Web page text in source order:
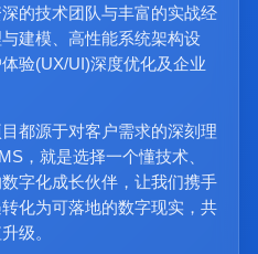
的技术团队与丰富的实战经
建模、高性能系统架构设
验(UX/UI)深度优化及企业
都源于对客户需求的深刻理
，就是选择一个懂技术、
字化成长伙伴，让我们携手
化为可落地的数字现实，共
级。